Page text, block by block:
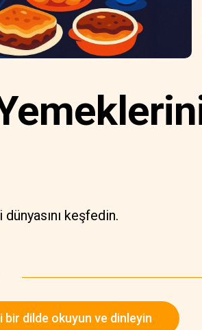
keşfedin.
bir dilde okuyun ve dinleyin